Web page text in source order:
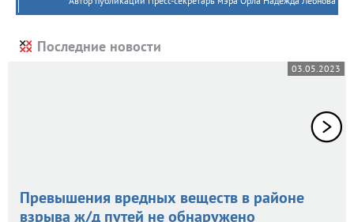
Последние новости
03.05.2023
Превышения вредных веществ в районе
взрыва ж/д путей не обнаружено